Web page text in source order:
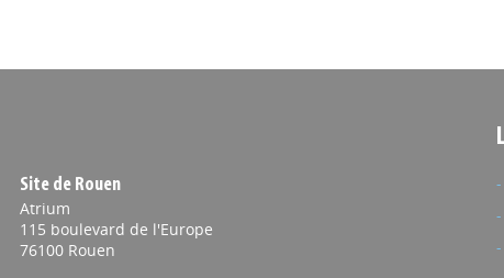
Site de Rouen
Atrium
115 boulevard de l'Europe
76100 Rouen